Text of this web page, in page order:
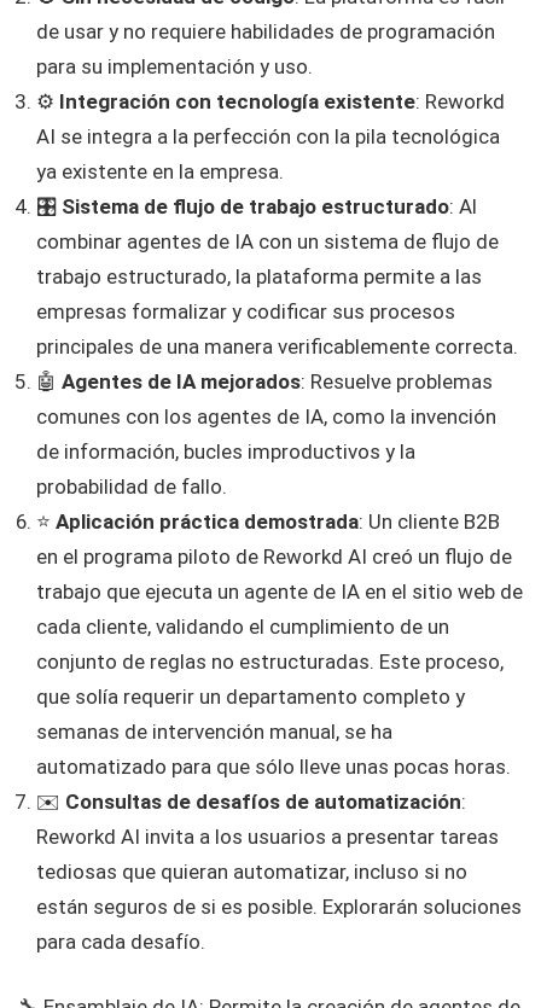
de usar y no requiere habilidades de programación
para su implementación y uso.
⚙️ Integración con tecnología existente: Reworkd
AI se integra a la perfección con la pila tecnológica
ya existente en la empresa.
🎛️ Sistema de flujo de trabajo estructurado: Al
combinar agentes de IA con un sistema de flujo de
trabajo estructurado, la plataforma permite a las
empresas formalizar y codificar sus procesos
principales de una manera verificablemente correcta.
🤖 Agentes de IA mejorados: Resuelve problemas
comunes con los agentes de IA, como la invención
de información, bucles improductivos y la
probabilidad de fallo.
⭐ Aplicación práctica demostrada: Un cliente B2B
en el programa piloto de Reworkd AI creó un flujo de
trabajo que ejecuta un agente de IA en el sitio web de
cada cliente, validando el cumplimiento de un
conjunto de reglas no estructuradas. Este proceso,
que solía requerir un departamento completo y
semanas de intervención manual, se ha
automatizado para que sólo lleve unas pocas horas.
✉️ Consultas de desafíos de automatización:
Reworkd AI invita a los usuarios a presentar tareas
tediosas que quieran automatizar, incluso si no
están seguros de si es posible. Explorarán soluciones
para cada desafío.